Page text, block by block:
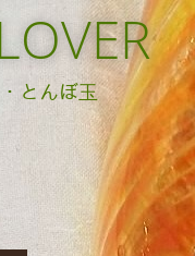
・とんぼ玉